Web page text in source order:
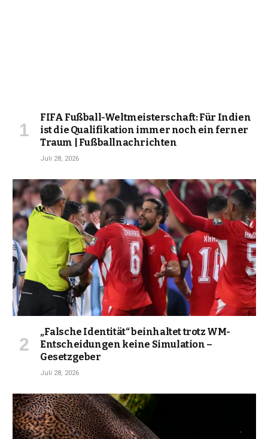
FIFA Fußball-Weltmeisterschaft: Für Indien
ist die Qualifikation immer noch ein ferner
Traum | Fußballnachrichten
Juli 28, 2026
„Falsche Identität“ beinhaltet trotz WM-
Entscheidungen keine Simulation –
Gesetzgeber
Juli 28, 2026